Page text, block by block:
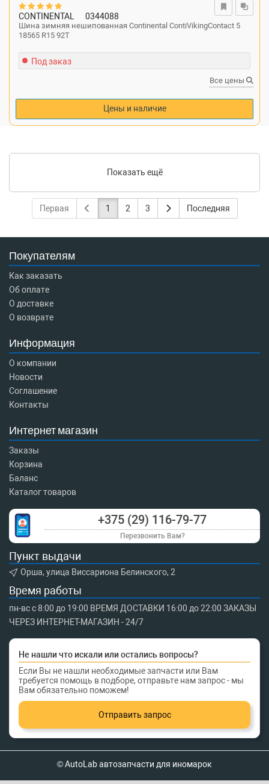
CONTINENTAL 0344088
Шина зимняя нешипованная Continental ContiVikingContact 5
18565 R15 92T
Под заказ
Все цены
Цены и наличие
Показать ещё
Первая 1 2 3 Последняя
Покупателям
Как заказать
Об оплате
О доставке
О возврате
Информация
О компании
Новости
Соглашение
Контакты
Интернет магазин
Заказы
Корзина
Баланс
Каталог товаров
+375 (29) 116-79-77
Перезвонить Вам?
Пункт выдачи
Орша, улица Виссариона Белинского, 2
Время работы
пн-вс с 8:00 до 19:00 ВРЕМЯ ДОСТАВКИ 16:00 до 22:00 ЗАКАЗЫ
ЧЕРЕЗ ИНТЕРНЕТ-МАГАЗИН - 24/7
Не нашли что искали или остались вопросы?
Если Вы не нашли необходимые запчасти или Вам
требуется помощь в подборе, отправьте нам запрос - мы
Вам обязательно поможем!
Отправить запрос
© AutoLab автозапчасти для иномарок